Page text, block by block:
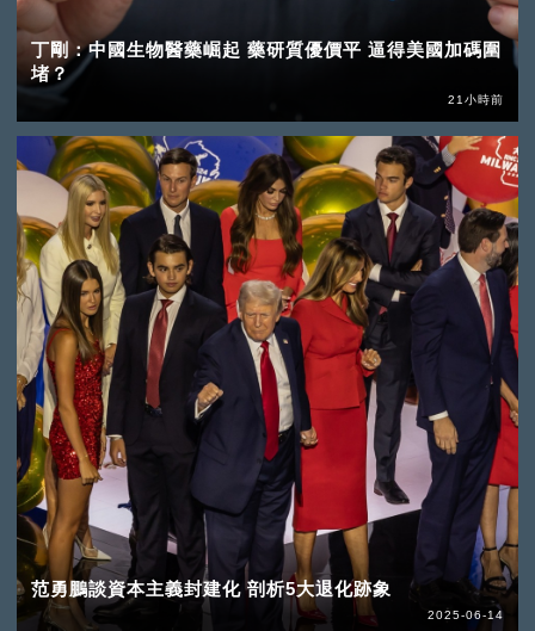
丁剛：中國生物醫藥崛起 藥研質優價平 逼得美國加碼圍
堵？
21小時前
范勇鵬談資本主義封建化 剖析5大退化跡象
2025-06-14